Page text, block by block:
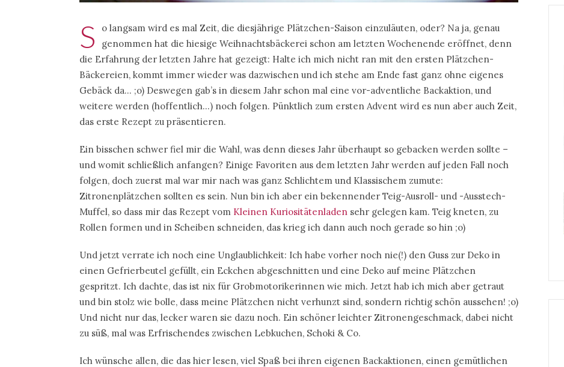
S
o langsam wird es mal Zeit, die diesjährige Plätzchen-Saison einzuläuten, oder? Na ja, genau
genommen hat die hiesige Weihnachtsbäckerei schon am letzten Wochenende eröffnet, denn
die Erfahrung der letzten Jahre hat gezeigt: Halte ich mich nicht ran mit den ersten Plätzchen-
Bäckereien, kommt immer wieder was dazwischen und ich stehe am Ende fast ganz ohne eigenes
Gebäck da… ;o) Deswegen gab’s in diesem Jahr schon mal eine vor-adventliche Backaktion, und
weitere werden (hoffentlich…) noch folgen. Pünktlich zum ersten Advent wird es nun aber auch Zeit,
das erste Rezept zu präsentieren.
Ein bisschen schwer fiel mir die Wahl, was denn dieses Jahr überhaupt so gebacken werden sollte –
und womit schließlich anfangen? Einige Favoriten aus dem letzten Jahr werden auf jeden Fall noch
folgen, doch zuerst mal war mir nach was ganz Schlichtem und Klassischem zumute:
Zitronenplätzchen sollten es sein. Nun bin ich aber ein bekennender Teig-Ausroll- und -Ausstech-
Muffel, so dass mir das Rezept vom Kleinen Kuriositätenladen sehr gelegen kam. Teig kneten, zu
Rollen formen und in Scheiben schneiden, das krieg ich dann auch noch gerade so hin ;o)
Und jetzt verrate ich noch eine Unglaublichkeit: Ich habe vorher noch nie(!) den Guss zur Deko in
einen Gefrierbeutel gefüllt, ein Eckchen abgeschnitten und eine Deko auf meine Plätzchen
gespritzt. Ich dachte, das ist nix für Grobmotorikerinnen wie mich. Jetzt hab ich mich aber getraut
und bin stolz wie bolle, dass meine Plätzchen nicht verhunzt sind, sondern richtig schön aussehen! ;o)
Und nicht nur das, lecker waren sie dazu noch. Ein schöner leichter Zitronengeschmack, dabei nicht
zu süß, mal was Erfrischendes zwischen Lebkuchen, Schoki & Co.
Ich wünsche allen, die das hier lesen, viel Spaß bei ihren eigenen Backaktionen, einen gemütlichen